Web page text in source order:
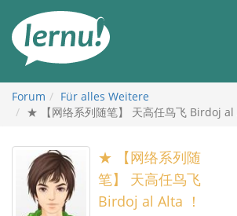
Inhalt
Forum
Für alles Weitere
★ 【网络系列随笔】 天高任鸟飞 Birdoj al
★ 【网络系列随
笔】 天高任鸟飞
Birdoj al Alta ！